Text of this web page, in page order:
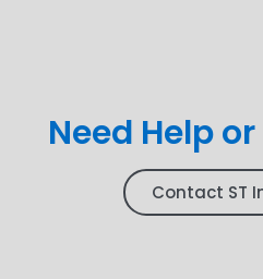
Need Help
Contact ST